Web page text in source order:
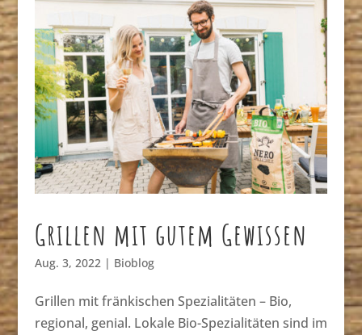
Grillen mit gutem Gewissen
Aug. 3, 2022| Bioblog
Grillen mit fränkischen Spezialitäten – Bio,
regional, genial. Lokale Bio-Spezialitäten sind im